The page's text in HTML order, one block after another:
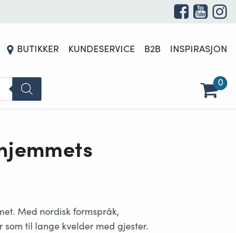
BUTIKKER KUNDESERVICE B2B INSPIRASJON
0
Med nordisk formspråk,
til lange kvelder med gjester.